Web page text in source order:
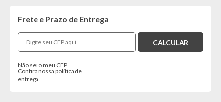
Frete e Prazo de Entrega
Não sei o meu CEP
Confira nossa política de
entrega